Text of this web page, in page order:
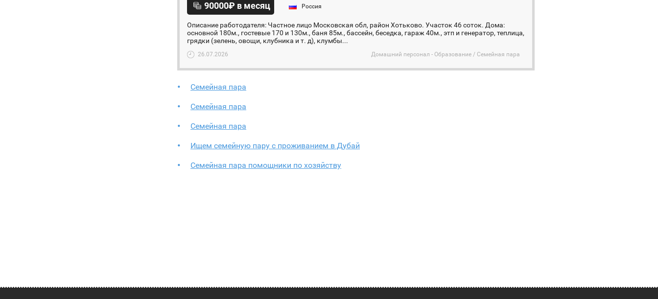
90000₽ в месяц Россия
Описание работодателя: Частное лицо Московская обл, район Хотьково. Участок 46 соток. Дома:
основной 180м., гостевые 170 и 130м., баня 85м., бассейн, беседка, гараж 40м., этп и генератор, теплица,
грядки (зелень, овощи, клубника и т. д), клумбы...
26.07.2026 Домашний персонал - Образование / Семейная пара
Семейная пара
Семейная пара
Семейная пара
Ищем семейную пару с проживанием в Дубай
Семейная пара помощники по хозяйству